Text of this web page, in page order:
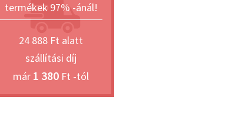
termékek 97% -ánál!
24 888 Ft alatt
szállítási díj
már 1 380 Ft -tól